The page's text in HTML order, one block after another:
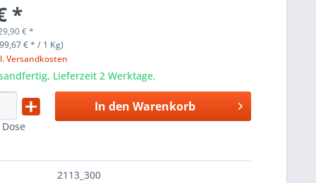
*
€*
€ * / 1 Kg)
Versandkosten
Lieferzeit 2 Werktage.
Dose
In den Warenkorb
2113_300